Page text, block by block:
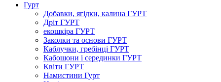
Гурт
Добавки, ягідки, калина ГУРТ
Дріт ГУРТ
екошкіра ГУРТ
Заколки та основи ГУРТ
Каблучки, гребінці ГУРТ
Кабошони і серединки ГУРТ
Квіти ГУРТ
Намистини Гурт